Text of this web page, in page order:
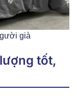
già
tốt,